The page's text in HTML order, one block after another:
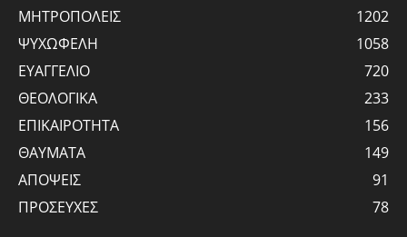
ΜΗΤΡΟΠΟΛΕΙΣ
1202
ΨΥΧΩΦΕΛΗ
1058
ΕΥΑΓΓΕΛΙΟ
720
ΘΕΟΛΟΓΙΚΑ
233
ΕΠΙΚΑΙΡΟΤΗΤΑ
156
ΘΑΥΜΑΤΑ
149
ΑΠΟΨΕΙΣ
91
ΠΡΟΣΕΥΧΕΣ
78